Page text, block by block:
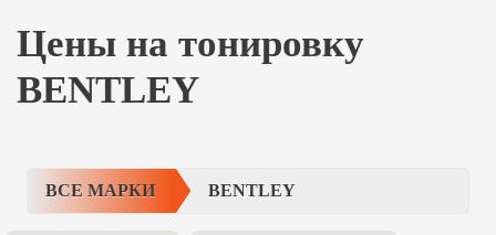
Цены на тонировку
BENTLEY
ВСЕ МАРКИ BENTLEY